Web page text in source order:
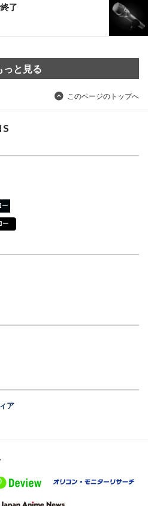
了
っと見る
このページのトップへ
ア